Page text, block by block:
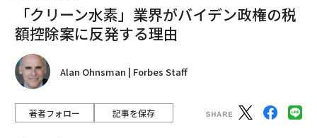
「クリーン水素」業界がバイデン政権の税
額控除案に反発する理由
Alan Ohnsman | Forbes Staff
著者フォロー 記事を保存